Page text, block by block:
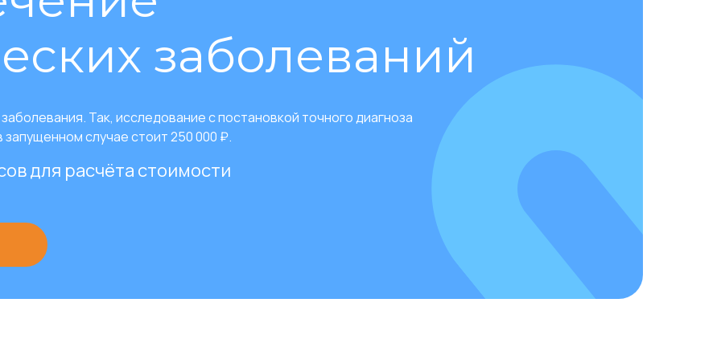
(удаление надпочечника) при
Опухоли селезенки:в ряде случаев
возможна резекция при раннем
железы:в основном для прицельной
биопсии инсулином или других
опухолей.
заболеваний
Так, исследование с постановкой точного диагноза
случае стоит 250 000 ₽.
для расчёта стоимости